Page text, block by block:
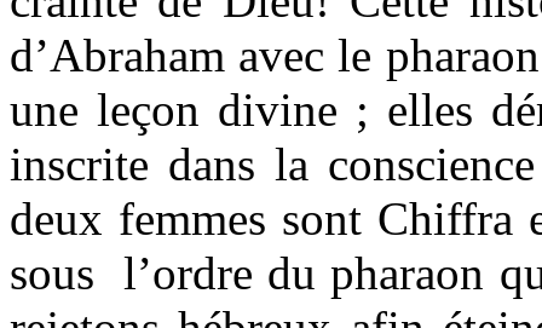
d’Abraham avec le
une leçon divine ; elles
inscrite dans la
deux femmes sont Chiffra
sous l’ordre du pharaon